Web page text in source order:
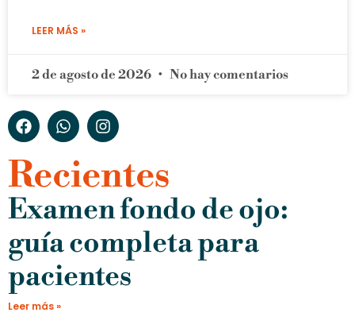
LEER MÁS »
2 de agosto de 2026 No hay comentarios
Recientes
Examen fondo de ojo:
guía completa para
pacientes
Leer más »